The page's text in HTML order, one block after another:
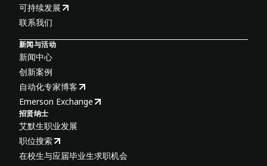
可持续发展
联系我们
新闻与活动
新闻中心
创新案例
自动化专家博客
Emerson Exchange
招贤纳士
艾默生职业发展
职位搜索
在校生与应届毕业生求职机会